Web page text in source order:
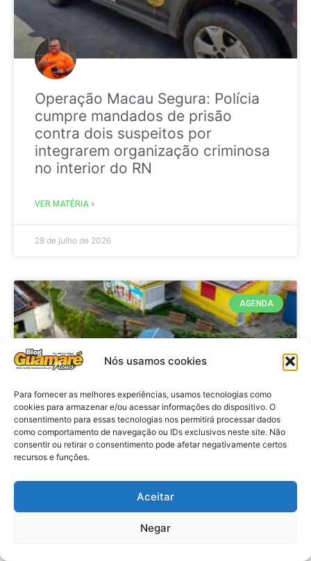
Nós usamos cookies
Para fornecer as melhores experiências, usamos tecnologias como
cookies para armazenar e/ou acessar informações do dispositivo. O
consentimento para essas tecnologias nos permitirá processar dados
como comportamento de navegação ou IDs exclusivos neste site. Não
consentir ou retirar o consentimento pode afetar negativamente certos
recursos e funções.
Aceitar
Negar
Operação Macau Segura: Polícia
cumpre mandados de prisão
contra dois suspeitos por
integrarem organização criminosa
no interior do RN
VER MATÉRIA »
28 de julho de 2026
AGENDA
Agenda: 10ª Mostra Pedagógica
da Casa Durval Paiva acontecerá
nesta quarta-feira (29)